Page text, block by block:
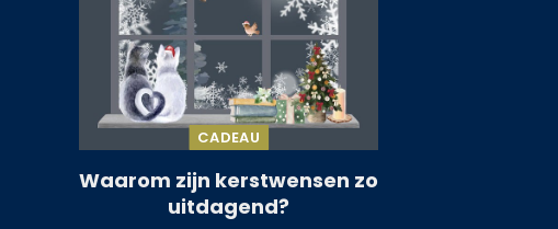
CADEAU
Waarom zijn kerstwensen zo
uitdagend?